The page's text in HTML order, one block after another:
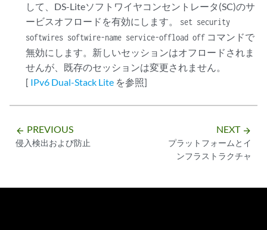
して、DS-Liteソフトワイヤコンセントレータ(SC)のサ
ービスオフロードを有効にします。 set security
softwires softwire-name service-offload off コマンドで
無効にします。新しいセッションはオフロードされま
せんが、既存のセッションは変更されません。
[ IPv6 Dual-Stack Lite を参照]
arrow_backward PREVIOUS
侵入検出および防止
NEXT arrow_forward
プラットフォームとイ
ンフラストラクチャ